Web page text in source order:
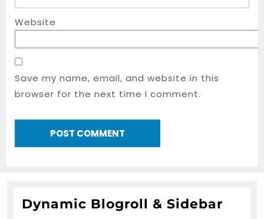
Website
Save my name, email, and website in this
browser for the next time I comment.
Dynamic Blogroll & Sidebar